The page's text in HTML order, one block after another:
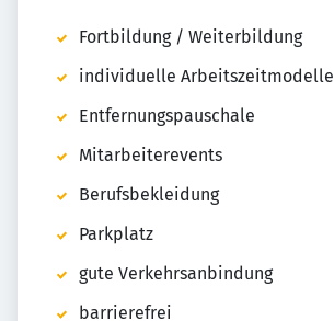
Fortbildung / Weiterbildung
individuelle Arbeitszeitmodelle
Entfernungspauschale
Mitarbeiterevents
Berufsbekleidung
Parkplatz
gute Verkehrsanbindung
barrierefrei